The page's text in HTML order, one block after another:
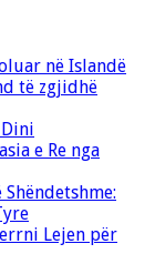
në Islandë
të zgjidhë
e Re nga
Lejen për